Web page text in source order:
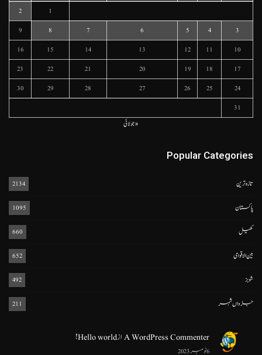
1
2
3
4
5
6
7
8
9
10
11
12
13
14
15
16
17
18
19
20
21
22
23
24
25
26
27
28
29
30
31
« جولائی
Popular Categories
تازہ ترین 2134
پاکستان 1095
کھیل 660
بین الاقوامی 652
شوبز 492
جڑواں شہر 211
A WordPress CommenterازHello world!
6 نومبر 2023